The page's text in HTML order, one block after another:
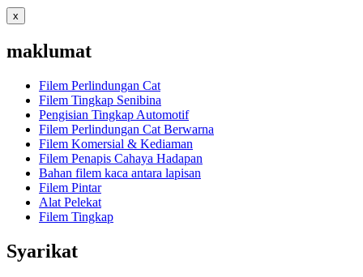
x
maklumat
Filem Perlindungan Cat
Filem Tingkap Senibina
Pengisian Tingkap Automotif
Filem Perlindungan Cat Berwarna
Filem Komersial & Kediaman
Filem Penapis Cahaya Hadapan
Bahan filem kaca antara lapisan
Filem Pintar
Alat Pelekat
Filem Tingkap
Syarikat